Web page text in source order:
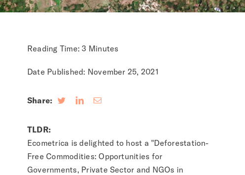
Reading Time: 3 Minutes
Date Published: November 25, 2021
Share:
TLDR:
Ecometrica is delighted to host a "Deforestation-
Free Commodities: Opportunities for
Governments, Private Sector and NGOs in